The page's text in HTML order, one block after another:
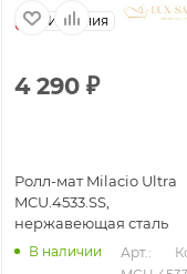
Испания
4 290 ₽
Ролл-мат Milacio Ultra
MCU.4533.SS,
нержавеющая сталь
В наличии
Арт.: